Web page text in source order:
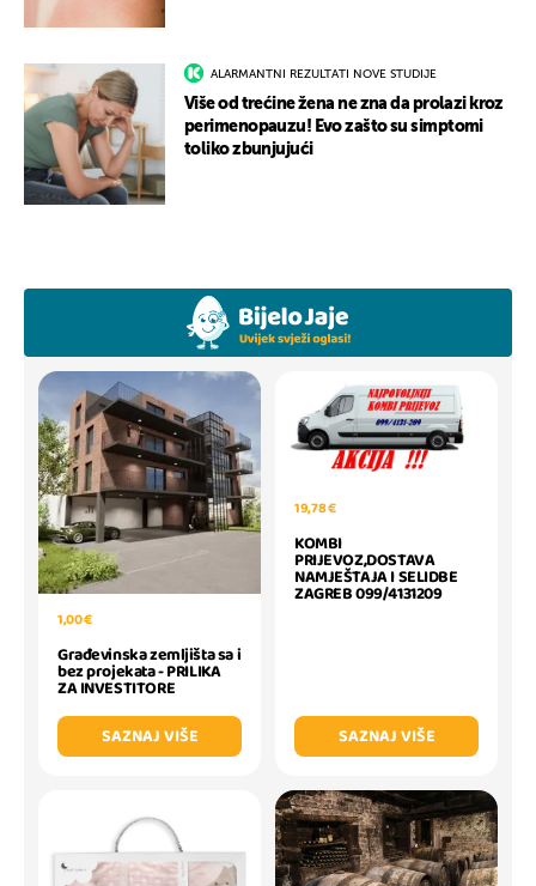
ALARMANTNI REZULTATI NOVE STUDIJE
Više od trećine žena ne zna da prolazi kroz
perimenopauzu! Evo zašto su simptomi
toliko zbunjujući
1,00 €
Građevinska zemljišta sa i
bez projekata - PRILIKA
ZA INVESTITORE
SAZNAJ VIŠE
19,78 €
KOMBI
PRIJEVOZ,DOSTAVA
NAMJEŠTAJA I SELIDBE
ZAGREB 099/4131209
SAZNAJ VIŠE